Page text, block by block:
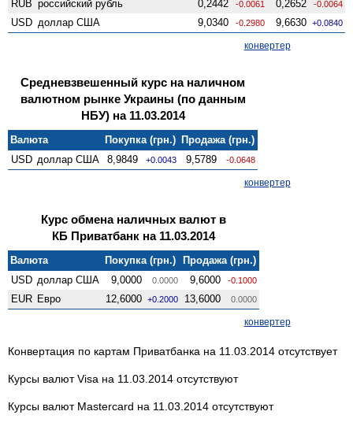
RUB российский рубль 0,2442 -0.0061 0,2652 -0.0064
USD доллар США 9,0340 -0.2980 9,6630 +0.0840
конвертер
Средневзвешенный курс на наличном
валютном рынке Украины (по данным
НБУ) на 11.03.2014
Валюта Покупка (грн.) Продажа (грн.)
USD доллар США 8,9849 +0.0043 9,5789 -0.0648
конвертер
Курс обмена наличных валют в
КБ Приватбанк на 11.03.2014
Валюта Покупка (грн.)
Продажа (грн.)
USD доллар США 9,0000 0.0000 9,6000 -0.1000
EUR Евро 12,6000 +0.2000 13,6000 0.0000
конвертер
Конвертация по картам Приватбанка на 11.03.2014 отсутствует
Курсы валют Visa на 11.03.2014 отсутствуют
Курсы валют Mastercard на 11.03.2014 отсутствуют